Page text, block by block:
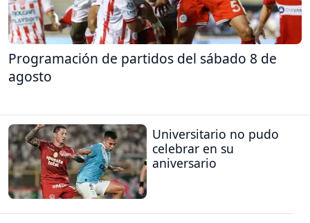
Programación de partidos del sábado 8 de
agosto
Universitario no pudo
celebrar en su
aniversario